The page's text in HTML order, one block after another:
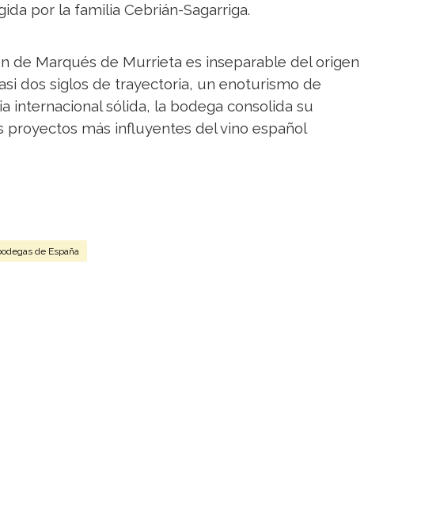
por la familia Cebrián-Sagarriga.
de Marqués de Murrieta es inseparable del origen
dos siglos de trayectoria, un enoturismo de
internacional sólida, la bodega consolida su
proyectos más influyentes del vino español
de España